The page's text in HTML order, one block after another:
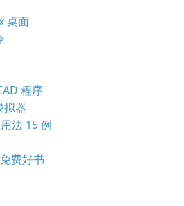
桌面
程序
拟器
法 15 例
费好书